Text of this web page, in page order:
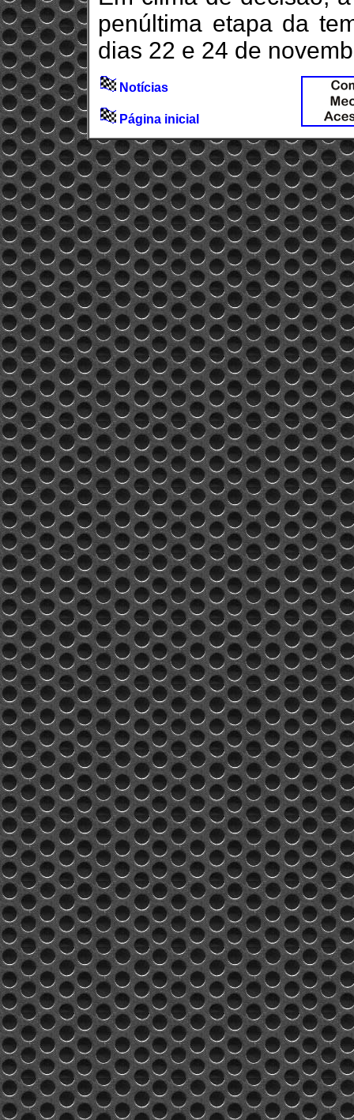
penúltima etapa da
dias 22 e 24 de
Notícias
Página inicial